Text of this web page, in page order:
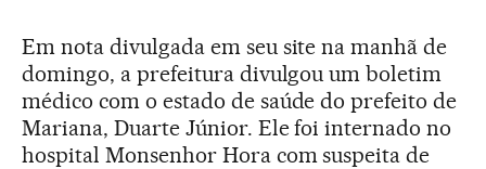
Em nota divulgada em seu site na manhã de
domingo, a prefeitura divulgou um boletim
médico com o estado de saúde do prefeito de
Mariana, Duarte Júnior. Ele foi internado no
hospital Monsenhor Hora com suspeita de